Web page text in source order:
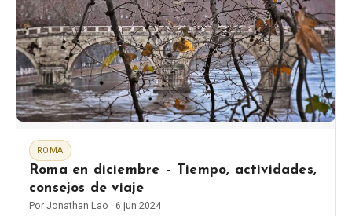
ROMA
Roma en diciembre – Tiempo, actividades,
consejos de viaje
Por Jonathan Lao · 6 jun 2024